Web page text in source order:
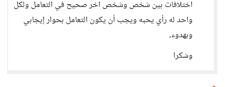
اختلافات بين شخص وشخص اخر صحيح في التعامل ولكل
واحد له رأي يحبه ويجب أن يكون التعامل بحوار إيجابي
وبهدوء،
وشكرا